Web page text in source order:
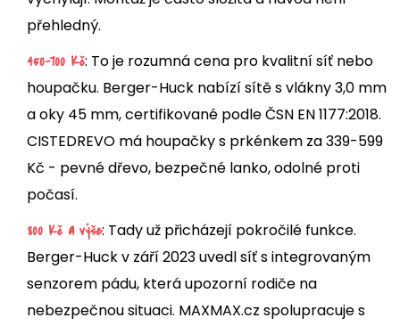
přehledný.
450-700 Kč: To je rozumná cena pro kvalitní síť nebo
houpačku. Berger-Huck nabízí sítě s vlákny 3,0 mm
a oky 45 mm, certifikované podle ČSN EN 1177:2018.
CISTEDREVO má houpačky s prkénkem za 339-599
Kč - pevné dřevo, bezpečné lanko, odolné proti
počasí.
800 Kč a výše: Tady už přicházejí pokročilé funkce.
Berger-Huck v září 2023 uvedl síť s integrovaným
senzorem pádu, která upozorní rodiče na
nebezpečnou situaci. MAXMAX.cz spolupracuje s